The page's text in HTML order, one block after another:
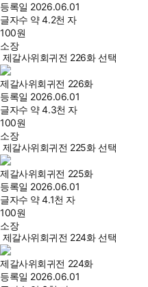
등록일 2026.06.01
글자수 약 4.2천 자
100원
소장
제갈사위회귀전 226화 선택
제갈사위회귀전 226화
등록일 2026.06.01
글자수 약 4.3천 자
100원
소장
제갈사위회귀전 225화 선택
제갈사위회귀전 225화
등록일 2026.06.01
글자수 약 4.1천 자
100원
소장
제갈사위회귀전 224화 선택
제갈사위회귀전 224화
등록일 2026.06.01